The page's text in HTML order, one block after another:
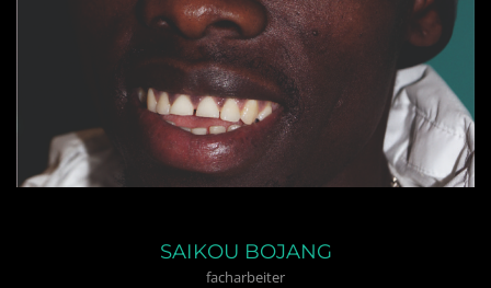
SAIKOU BOJANG
facharbeiter